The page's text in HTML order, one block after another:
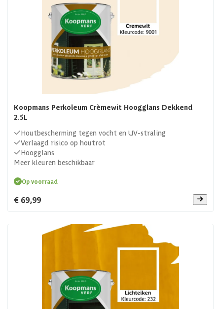
Koopmans Perkoleum Crèmewit Hoogglans Dekkend
2.5L
Houtbescherming tegen vocht en UV-straling
Verlaagd risico op houtrot
Hoogglans
Meer kleuren beschikbaar
Op voorraad
€ 69,99